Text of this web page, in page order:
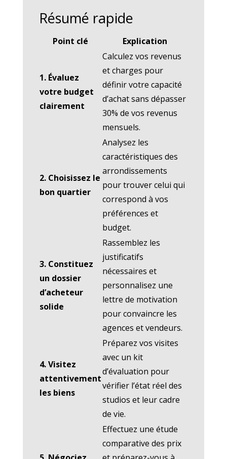
Résumé rapide
Point clé Explication
1. Évaluez
votre budget
clairement
Calculez vos revenus
et charges pour
définir votre capacité
d’achat sans dépasser
30% de vos revenus
mensuels.
2. Choisissez le
bon quartier
Analysez les
caractéristiques des
arrondissements
pour trouver celui qui
correspond à vos
préférences et
budget.
3. Constituez
un dossier
d’acheteur
solide
Rassemblez les
justificatifs
nécessaires et
personnalisez une
lettre de motivation
pour convaincre les
agences et vendeurs.
4. Visitez
attentivement
les biens
Préparez vos visites
avec un kit
d’évaluation pour
vérifier l’état réel des
studios et leur cadre
de vie.
Effectuez une étude
comparative des prix